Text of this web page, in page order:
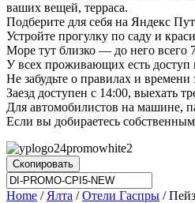
ваших вещей, терраса.
Подберите для себя на Яндекс
Устройте прогулку по саду и
Море тут близко — до него
У всех проживающих есть доступ
Не забудьте о правилах и времени
Заезд доступен с 14:00, выехать
Для автомобилистов на машине,
Если вы добираетесь
Скопировать
Home / Ялта /Отели Гаспры /